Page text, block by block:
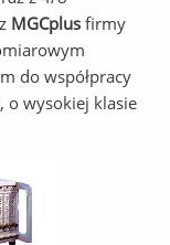
MGCplus firmy
do współpracy
o wysokiej klasie